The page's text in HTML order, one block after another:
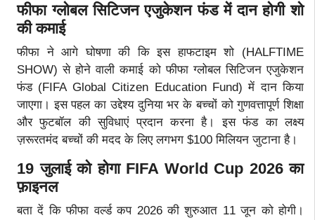
फीफा ग्लोबल सिटिजन एजुकेशन फंड में दान होगी शो
की कमाई
फीफा ने आगे घोषणा की कि इस हाफटाइम शो (HALFTIME
SHOW) से होने वाली कमाई को फीफा ग्लोबल सिटिजन एजुकेशन
फंड (FIFA Global Citizen Education Fund) में दान किया
जाएगा। इस पहल का उद्देश्य दुनिया भर के बच्चों को गुणवत्तापूर्ण शिक्षा
और फुटबॉल की सुविधाएं प्रदान करना है। इस फंड का लक्ष्य
ज़रूरतमंद बच्चों की मदद के लिए लगभग $100 मिलियन जुटाना है।
19 जुलाई को होगा FIFA World Cup 2026 का
फ़ाइनल
बता दें कि फीफा वर्ल्ड कप 2026 की शुरुआत 11 जून को होगी।